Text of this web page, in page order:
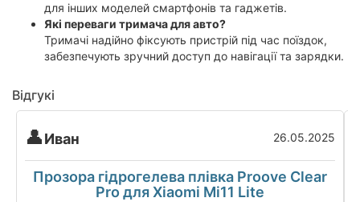
для інших моделей смартфонів та гаджетів.
Які переваги тримача для авто?
Тримачі надійно фіксують пристрій під час поїздок,
забезпечують зручний доступ до навігації та зарядки.
Відгукі
Иван 26.05.2025
Прозора гідрогелева плівка Proove Clear
Pro для Xiaomi Mi11 Lite